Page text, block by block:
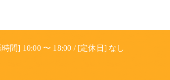
間] 10:00 〜 18:00 / [定休日] なし